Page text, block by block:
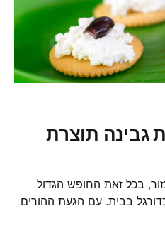
גבינה תוצרת
בכל זאת החופש הגדול
בבית. עם הגעת ההורים